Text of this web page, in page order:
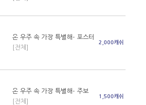
온 우주 속 가장 특별해- 포스터
[전체]
2,000캐쉬
온 우주 속 가장 특별해- 주보
[전체]
1,500캐쉬